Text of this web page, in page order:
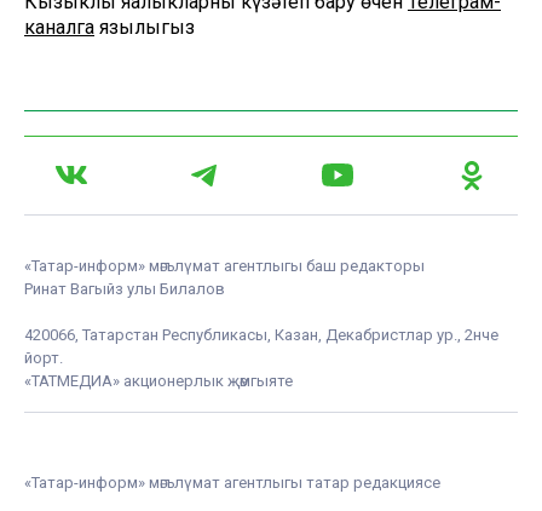
каналга язылыгыз
«Татар-информ» мәгълүмат агентлыгы баш редакторы
Ринат Вагыйз улы Билалов
420066, Татарстан Республикасы, Казан, Декабристлар ур., 2нче
йорт.
«ТАТМЕДИА» акционерлык җәмгыяте
«Татар-информ» мәгълүмат агентлыгы татар редакциясе